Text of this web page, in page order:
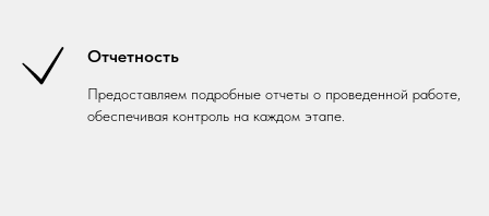
Отчетность
Предоставляем подробные отчеты о проведенной работе,
обеспечивая контроль на каждом этапе.